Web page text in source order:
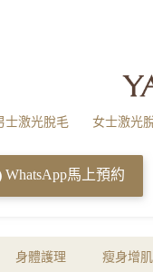
士激光脫毛 女士激光
WhatsApp馬上預約
身體護理 瘦身增肌